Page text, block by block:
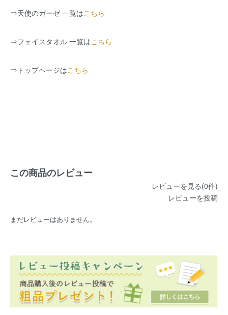
⇒天使のガーゼ 一覧はこちら
⇒フェイスタオル 一覧はこちら
⇒ トップページはこちら
この商品のレビュー
レビューを見る(0件)
レビューを投稿
まだレビューはありません。